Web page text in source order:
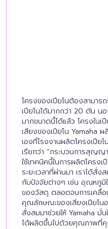
โครงของเปียโนต้องสามาร
เปียโนได้มากกว่า 20 ตัน
มากขนาดนี้ได้แล้ว โครงใน
เสียงของเปียโน Yamaha
เองที่โรงงานผลิตโครงเปียโ
เรียกว่า “กระบวนการสุญญ
ใช้เทคนิคนี้ในการผลิตโคร
ระยะเวลาที่ผ่านมา เราได้สั่
กับปัจจัยต่างๆ เช่น อุณหภูมิ
ของวัสดุ ตลอดจนการเคลื่อ
คุณลักษณะของเสียงเปียโน
สั่งสมมาช่วยให้ Yamaha มั่น
ได้ผลิตขึ้นไปด้วยคุณภาพที่คุ